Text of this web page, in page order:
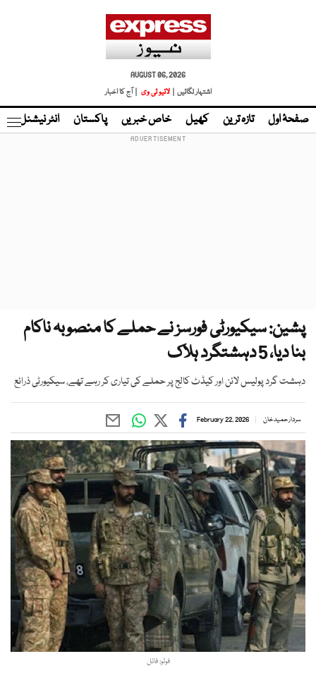
AUGUST 06, 2026
اشتہار لگائیں |
لائیو ٹی وی | آج کا اخبار
صفحۂ اول تازہ ترین کھیل خاص خبریں پاکستان انٹر نیشنل
پشین: سیکیورٹی فورسز نے حملے کا منصوبہ ناکام
بنا دیا، 5 دہشتگرد ہلاک
دہشت گرد پولیس لائن اور کیڈٹ کالج پر حملے کی تیاری کر رہے تھے، سیکیورٹی ذرائع
سردار حمید خان February 22, 2026
فوٹو: فائل